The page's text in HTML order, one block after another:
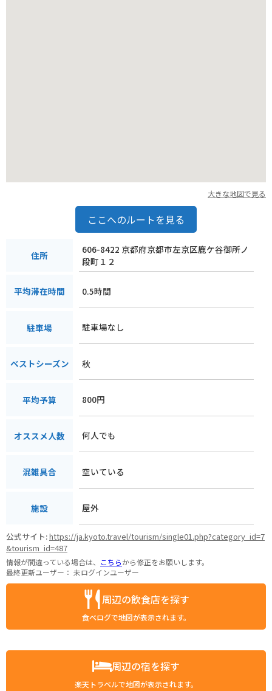
大きな地図で見る
ここへのルートを見る
住所
606-8422 京都府京都市左京区鹿ケ谷御所ノ
段町１２
平均滞在時間 0.5時間
駐車場 駐車場なし
ベストシーズン 秋
平均予算 800円
オススメ人数 何人でも
混雑具合 空いている
施設 屋外
公式サイト:https://ja.kyoto.travel/tourism/single01.php?category_id=7
&tourism_id=487
情報が間違っている場合は、 こちらから修正をお願いします。
最終更新ユーザー： 未ログインユーザー
周辺の飲食店を探す
食べログで地図が表示されます。
周辺の宿を探す
楽天トラベルで地図が表示されます。